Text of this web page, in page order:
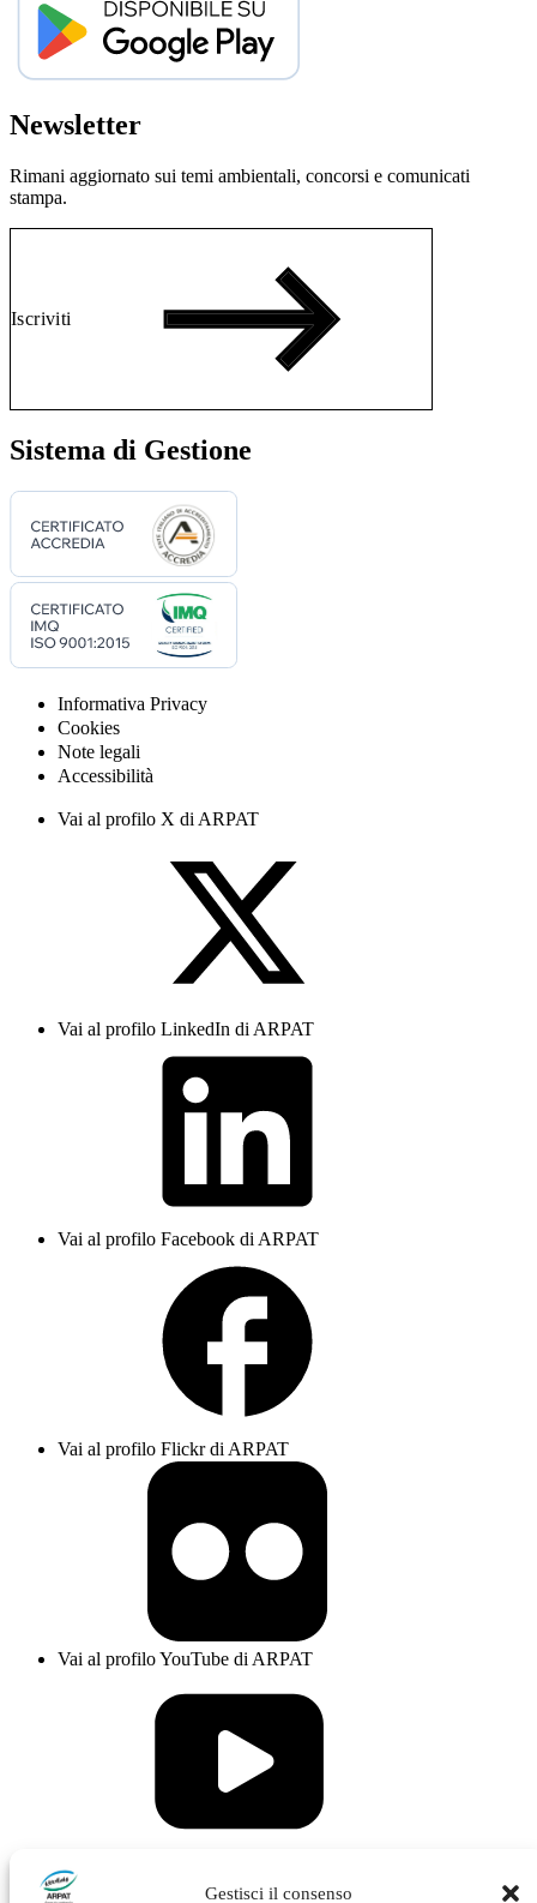
Gestisci il consenso
Newsletter
Rimani aggiornato sui temi ambientali, concorsi e comunicati
stampa.
Iscriviti
Sistema di Gestione
Informativa Privacy
Cookies
Note legali
Accessibilità
Vai al profilo X di ARPAT
Vai al profilo LinkedIn di ARPAT
Vai al profilo Facebook di ARPAT
Vai al profilo Flickr di ARPAT
Vai al profilo YouTube di ARPAT
Vai al profilo Issuu di ARPAT